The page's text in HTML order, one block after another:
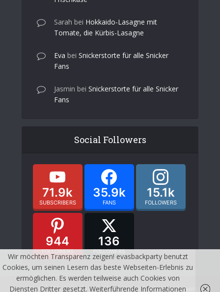
Sarah bei Hokkaido-Lasagne mit
Tomate, die Kürbis-Lasagne
Eva bei Snickerstorte für alle Snicker
Fans
Jasmin bei Snickerstorte für alle Snicker
Fans
Social Followers
71.9k
SUBSCRIBERS
35.9k
FANS
15.1k
FOLLOWERS
944
FOLLOWERS
136
FOLLOWERS
Copyright © 2026. Created by Meks and evasbackparty. Powered by
Wir möchten Transparenz zeigen! evasbackparty benutzt
Cookies, um seinen Lesern das beste Webseiten-Erlebnis zu
ermöglichen. Es werden teilweise auch Cookies von
Diensten Dritter gesetzt. Weiterführende Informationen